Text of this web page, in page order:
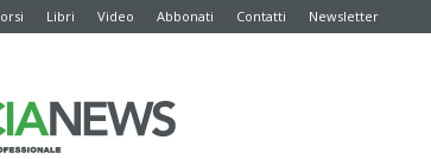
Libri Video Abbonati Contatti Newsletter